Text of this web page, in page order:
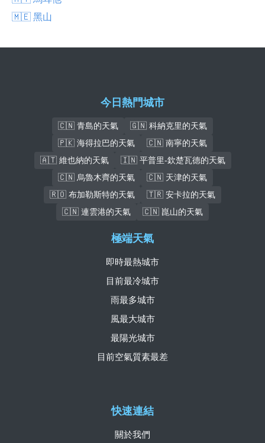
🇲🇪 黑山
今日熱門城市
🇨🇳 青島的天氣
🇬🇳 科納克里的天氣
🇵🇰 海得拉巴的天氣
🇨🇳 南寧的天氣
🇦🇹 維也納的天氣
🇮🇳 平普里-欽楚瓦德的天氣
🇨🇳 烏魯木齊的天氣
🇨🇳 天津的天氣
🇷🇴 布加勒斯特的天氣
🇹🇷 安卡拉的天氣
🇨🇳 連雲港的天氣
🇨🇳 崑山的天氣
快速連結
關於我們
極端天氣
即時最熱城市
目前最冷城市
雨最多城市
風最大城市
最陽光城市
目前空氣質素最差